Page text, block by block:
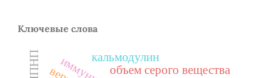
Ключевые слова
объем серого вещества
кальмодулин